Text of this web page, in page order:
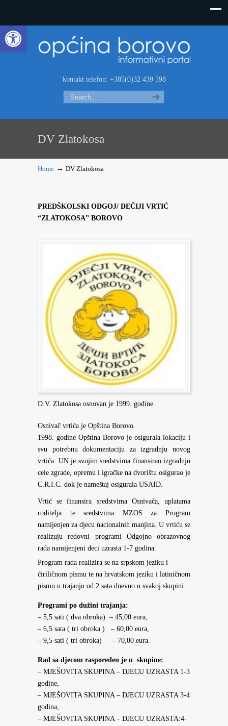
Open toolbar
kontakt telefon: +385(0)32 439 598
DV Zlatokosa
Home → DV Zlatokosa
PREDŠKOLSKI ODGOJ/ DEČIJI VRTIĆ
“ZLATOKOSA” BOROVO
D.V. Zlatokosa osnovan je 1999. godine.
Osnivač vrtića je Opština Borovo.
1998. godine Opština Borovo je osigurala lokaciju i
svu potrebnu dokumentaciju za izgradnju novog
vrtića. UN je svojim sredstvima finansirao izgradnju
cele zgrade, opremu i igračke na dvorištu osigurao je
C.R.I.C. dok je nameštaj osigurala USAID.
Vrtić se finansira sredstvima Osnivača, uplatama
roditelja te sredstvima MZOS za Program
namijenjen za djecu nacionalnih manjina. U vrtiću se
realizuju redovni programi Odgojno obrazovnog
rada namijenjeni deci uzrasta 1-7 godina.
Program rada realizira se na srpskom jeziku i
ćiriličnom pismu te na hrvatskom jeziku i latiničnom
pismu u trajanju od 2 sata dnevno u svakoj skupini.
Programi po dužini trajanja:
– 5,5 sati ( dva obroka) – 45,00 eura,
– 6,5 sata ( tri obroka ) – 60,00 eura,
– 9,5 sati ( tri obroka) – 70,00 eura.
Rad sa djecom raspoređen je u skupine:
– MJEŠOVITA SKUPINA – DJECU UZRASTA 1-3
godine,
– MJEŠOVITA SKUPINA – DJECU UZRASTA 3-4
godina,
– MJEŠOVITA SKUPINA – DJECU UZRASTA:4-